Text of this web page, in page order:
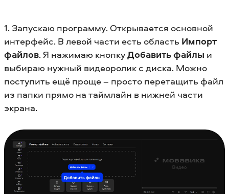
1. Запускаю программу. Открывается основной
интерфейс. В левой части есть область Импорт
файлов. Я нажимаю кнопкуДобавить файлы и
выбираю нужный видеоролик с диска. Можно
поступить ещё проще – просто перетащить файл
из папки прямо на таймлайн в нижней части
экрана.